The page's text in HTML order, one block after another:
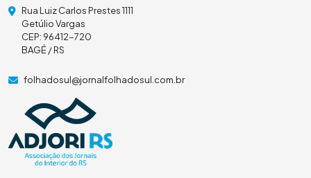
Rua Luiz Carlos Prestes 1111
Getúlio Vargas
CEP: 96412-720
BAGÉ / RS
folhadosul@jornalfolhadosul.com.br